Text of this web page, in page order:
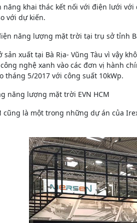
năng khai thác kết nối với điện lưới
với dự kiến.
năng lượng mặt trời tại trụ sở tỉnh
sản xuất tại Bà Rịa- Vũng Tàu vì vậy
nghệ xanh vào các đơn vị hành
tháng 5/2017 với công suất 10kWp.
năng lượng mặt trời EVN HCM
cũng là một trong những dự án của